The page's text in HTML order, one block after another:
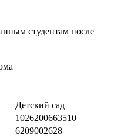
студентам после
Детский сад
1026200663510
6209002628